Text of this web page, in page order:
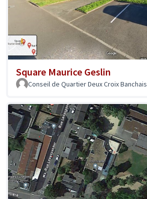
Square Maurice Geslin
Conseil de Quartier Deux Croix Banchais